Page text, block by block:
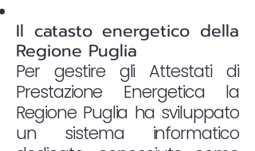
Il catasto energetico della
Regione Puglia
Per gestire gli Attestati di
Prestazione Energetica la
Regione Puglia ha sviluppato
un sistema informatico